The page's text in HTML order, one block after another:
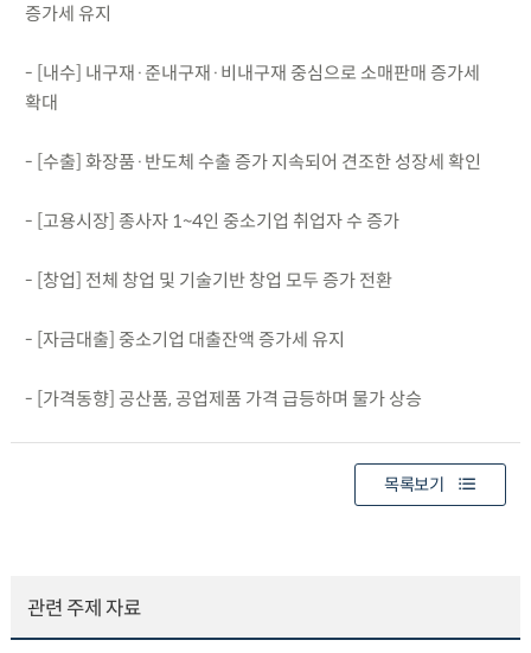
증가세 유지
- [내수] 내구재·준내구재·비내구재 중심으로 소매판매 증가세
확대
- [수출] 화장품·반도체 수출 증가 지속되어 견조한 성장세 확인
- [고용시장] 종사자 1~4인 중소기업 취업자 수 증가
- [창업] 전체 창업 및 기술기반 창업 모두 증가 전환
- [자금대출] 중소기업 대출잔액 증가세 유지
- [가격동향] 공산품, 공업제품 가격 급등하며 물가 상승
목록보기
관련 주제 자료